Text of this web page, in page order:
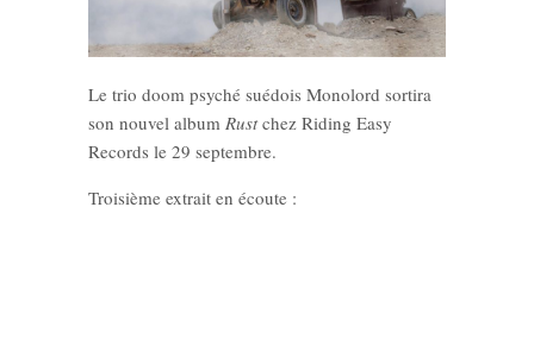
Le trio doom psyché suédois Monolord sortira
son nouvel album Rustchez Riding Easy
Records le 29 septembre.
Troisième extrait en écoute :